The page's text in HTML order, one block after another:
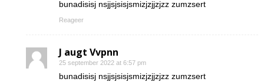
bunadisisj nsjjsjsisjsmizjzjjzjzz zumzsert
Reageer
J augt Vvpnn
25 september 2022 at 6:57 pm
bunadisisj nsjjsjsisjsmizjzjjzjzz zumzsert